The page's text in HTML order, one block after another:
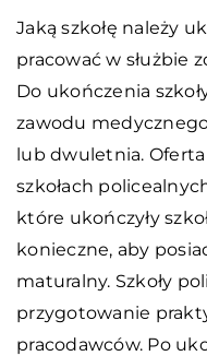
Jaką szkołę należy
pracować w służbie
Do ukończenia
zawodu
lub dwuletnia.
szkołach
które ukończyły
konieczne, aby
maturalny. Szkoły
przygotowanie
pracodawców. Po